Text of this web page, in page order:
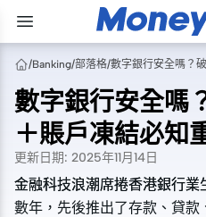
/Banking/部落格/數字銀行安全嗎？
數字銀行安全嗎
＋賬戶凍結必知
更新日期: 2025年11月14日
金融科技浪潮席捲香港銀行
數年，先後推出了存款、貸
金融科技浪潮席捲香港銀行
數年，先後推出了存款、貸